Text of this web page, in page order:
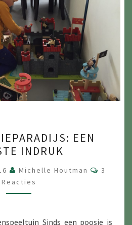
FAMILIEPARADIJS:
EEN
EERSTE
INDRUK
EEN
INDRUK
Michelle Houtman
3
Reacties
Sinds een poosje is